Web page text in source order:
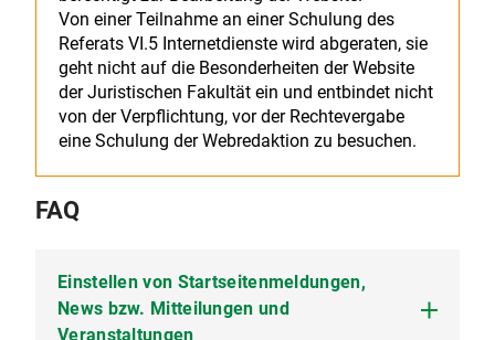
Von einer Teilnahme an einer Schulung des
Referats VI.5 Internetdienste wird abgeraten, sie
geht nicht auf die Besonderheiten der Website
der Juristischen Fakultät ein und entbindet nicht
von der Verpflichtung, vor der Rechtevergabe
eine Schulung der Webredaktion zu besuchen.
FAQ
Einstellen von Startseitenmeldungen,
News bzw. Mitteilungen und
Veranstaltungen